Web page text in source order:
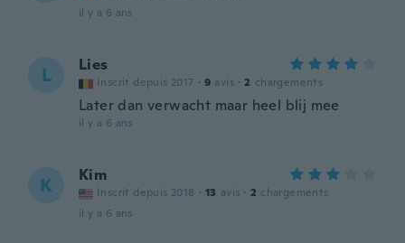
il y a 6 ans
L Lies
Inscrit depuis 2017 · 9 avis · 2 chargements
Later dan verwacht maar heel blij mee
il y a 6 ans
K Kim
Inscrit depuis 2018 · 13 avis · 2 chargements
il y a 6 ans